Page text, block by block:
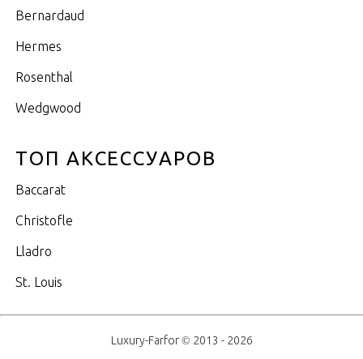
Bernardaud
Hermes
Rosenthal
Wedgwood
ТОП АКСЕССУАРОВ
Baccarat
Christofle
Lladro
St. Louis
Luxury-Farfor © 2013 - 2026